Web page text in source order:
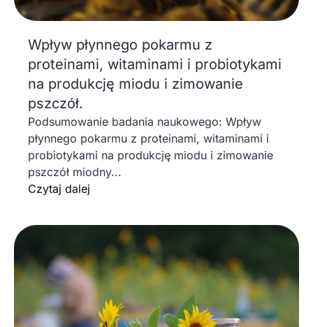
Wpływ płynnego pokarmu z
proteinami, witaminami i probiotykami
na produkcję miodu i zimowanie
pszczół.
Podsumowanie badania naukowego: Wpływ
płynnego pokarmu z proteinami, witaminami i
probiotykami na produkcję miodu i zimowanie
pszczół miodny...
Czytaj dalej